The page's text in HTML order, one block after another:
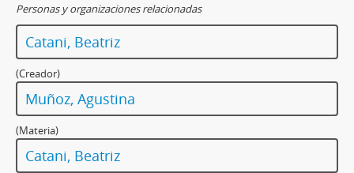
Personas y organizaciones relacionadas
Catani, Beatriz
(Creador)
Muñoz, Agustina
(Materia)
Catani, Beatriz